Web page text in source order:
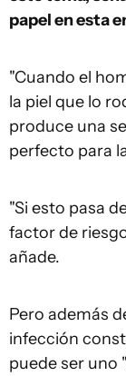
papel en esta
"Cuando el
la piel que lo
produce una
perfecto para
"Si esto pasa
factor de
añade.
Pero además
infección
puede ser uno